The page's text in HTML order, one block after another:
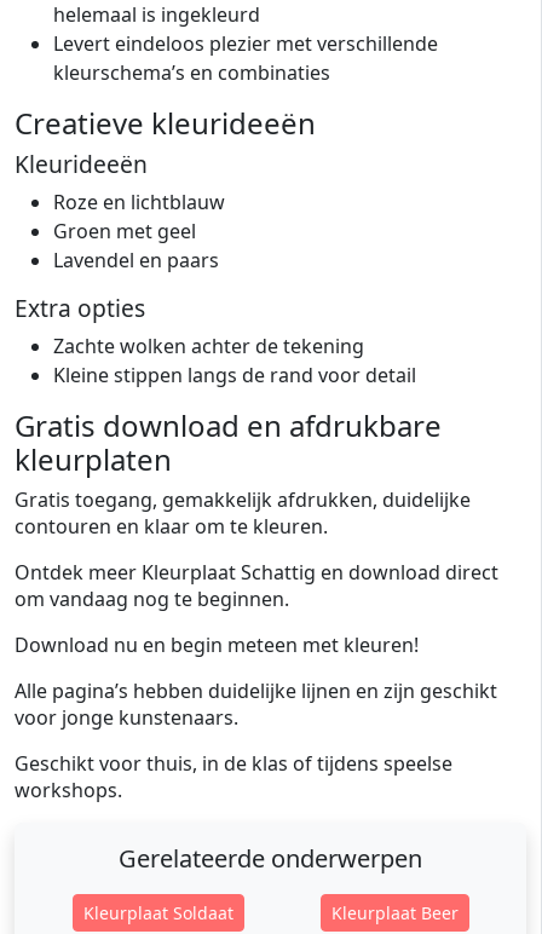
helemaal is ingekleurd
Levert eindeloos plezier met verschillende
kleurschema’s en combinaties
Creatieve kleurideeën
Kleurideeën
Roze en lichtblauw
Groen met geel
Lavendel en paars
Extra opties
Zachte wolken achter de tekening
Kleine stippen langs de rand voor detail
Gratis download en afdrukbare
kleurplaten
Gratis toegang, gemakkelijk afdrukken, duidelijke
contouren en klaar om te kleuren.
Ontdek meer Kleurplaat Schattig en download direct
om vandaag nog te beginnen.
Download nu en begin meteen met kleuren!
Alle pagina’s hebben duidelijke lijnen en zijn geschikt
voor jonge kunstenaars.
Geschikt voor thuis, in de klas of tijdens speelse
workshops.
Gerelateerde onderwerpen
Kleurplaat Soldaat
Kleurplaat Beer